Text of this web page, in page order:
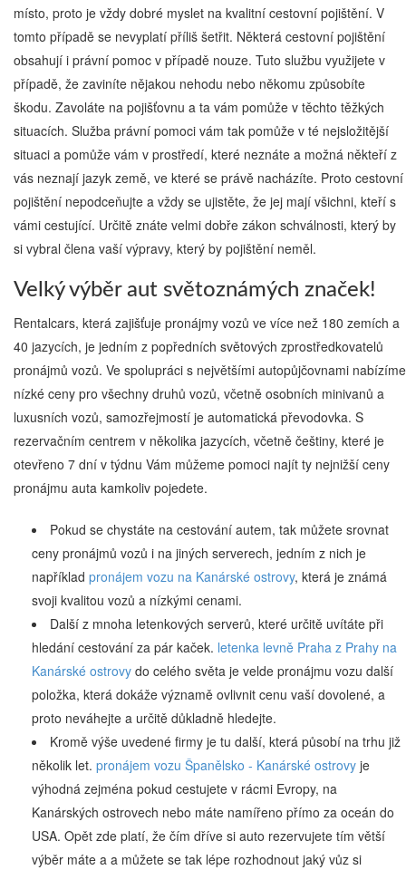
místo, proto je vždy dobré myslet na kvalitní cestovní pojištění. V
tomto případě se nevyplatí příliš šetřit. Některá cestovní pojištění
obsahují i právní pomoc v případě nouze. Tuto službu využijete v
případě, že zaviníte nějakou nehodu nebo někomu způsobíte
škodu. Zavoláte na pojišťovnu a ta vám pomůže v těchto těžkých
situacích. Služba právní pomoci vám tak pomůže v té nejsložitější
situaci a pomůže vám v prostředí, které neznáte a možná někteří z
vás neznají jazyk země, ve které se právě nacházíte. Proto cestovní
pojištění nepodceňujte a vždy se ujistěte, že jej mají všichni, kteří s
vámi cestující. Určitě znáte velmi dobře zákon schválnosti, který by
si vybral člena vaší výpravy, který by pojištění neměl.
Velký výběr aut světoznámých značek!
Rentalcars, která zajišťuje pronájmy vozů ve více než 180 zemích a
40 jazycích, je jedním z popředních světových zprostředkovatelů
pronájmů vozů. Ve spolupráci s největšími autopůjčovnami nabízíme
nízké ceny pro všechny druhů vozů, včetně osobních minivanů a
luxusních vozů, samozřejmostí je automatická převodovka. S
rezervačním centrem v několika jazycích, včetně češtiny, které je
otevřeno 7 dní v týdnu Vám můžeme pomoci najít ty nejnižší ceny
pronájmu auta kamkoliv pojedete.
Pokud se chystáte na cestování autem, tak můžete srovnat
ceny pronájmů vozů i na jiných serverech, jedním z nich je
například pronájem vozu na Kanárské ostrovy, která je známá
svoji kvalitou vozů a nízkými cenami.
Další z mnoha letenkových serverů, které určitě uvítáte při
hledání cestování za pár kaček. letenka levně Praha z Prahy na
Kanárské ostrovy do celého světa je velde pronájmu vozu další
položka, která dokáže významě ovlivnit cenu vaší dovolené, a
proto neváhejte a určitě důkladně hledejte.
Kromě výše uvedené firmy je tu další, která působí na trhu již
několik let. pronájem vozu Španělsko - Kanárské ostrovy je
výhodná zejména pokud cestujete v rácmi Evropy, na
Kanárských ostrovech nebo máte namířeno přímo za oceán do
USA. Opět zde platí, že čím dříve si auto rezervujete tím větší
výběr máte a a můžete se tak lépe rozhodnout jaký vůz si